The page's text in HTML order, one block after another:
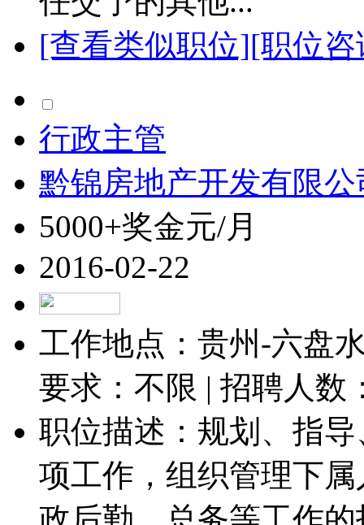
[查看类似职位][职位
行政主管
黔锦房地产开发有限
5000+奖金元/月
2016-02-22
工作地点：贵州-六盘
要求：不限 | 招聘人数
职位描述：规划、指
项工作，组织管理下